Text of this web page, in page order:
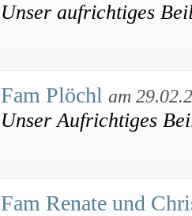
Unser aufrichtiges
Fam Plöchl am
Unser Aufrichtiges
Fam Renate und